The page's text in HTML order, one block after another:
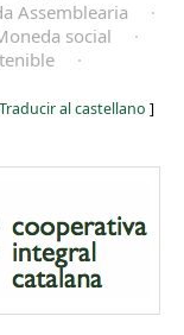
Assemblearia
·
social
·
·
Traducir al castellano ]